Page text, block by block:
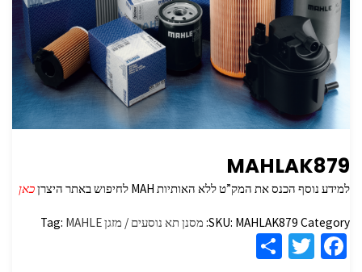
MAHLAK879
למידע נוסף הכנס את המק”ט ללא האותיות MAH לחיפוש באתר היצרן כאן
SKU: MAHLAK879 Category: מסנן תא נוסעים / מזגן Tag: MAHLE
Fa
T